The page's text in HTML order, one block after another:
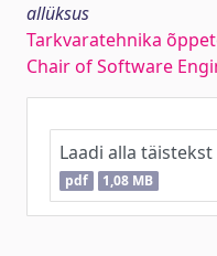
allüksus
Tarkvaratehnika
Chair of Software
Laadi alla täistekst
pdf 1,08 MB